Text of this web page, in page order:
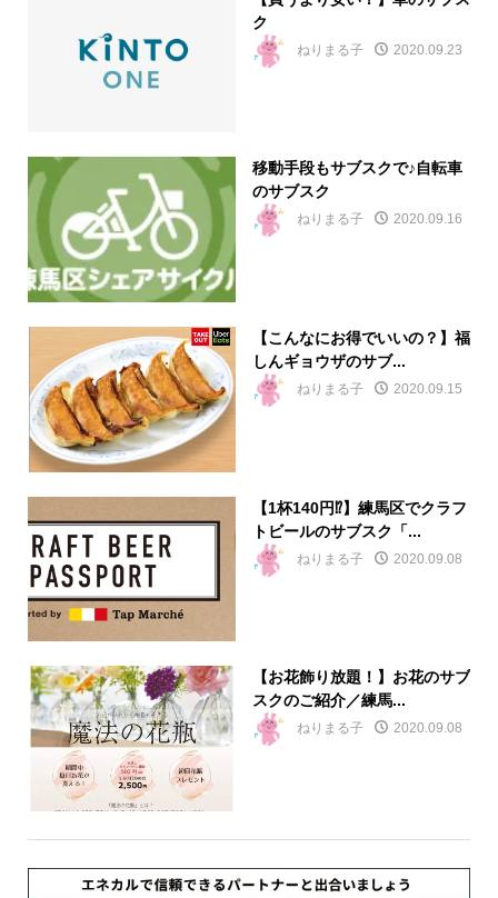
ク
ねりまる子 2020.09.23
移動手段もサブスクで♪自転車
のサブスク
ねりまる子 2020.09.16
【こんなにお得でいいの？】福
しんギョウザのサブ...
ねりまる子 2020.09.15
【1杯140円⁉】練馬区でクラフ
トビールのサブスク「...
ねりまる子 2020.09.08
【お花飾り放題！】お花のサブ
スクのご紹介／練馬...
ねりまる子 2020.09.08